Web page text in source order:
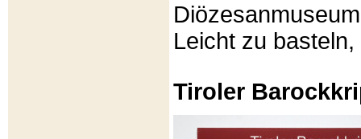
Leicht zu
Tiroler